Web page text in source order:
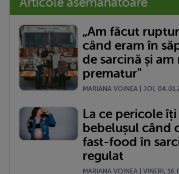
„Am făcut
când eram în
de sarcină și am
prematur"
MARIANA VOINEA | JOI,
La ce pericole îți
bebelușul când
fast-food în
regulat
MARIANA VOINEA | VINERI,